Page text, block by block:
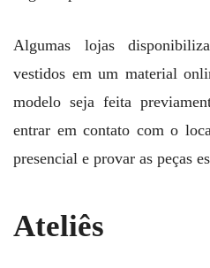
Algumas lojas
vestidos em um material
modelo seja feita
entrar em contato com o
presencial e provar as peças
Ateliês